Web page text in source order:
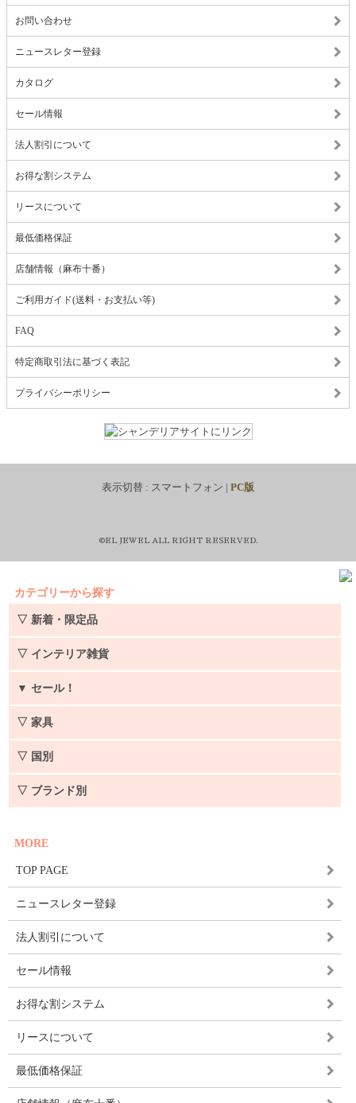
お問い合わせ
ニュースレター登録
カタログ
セール情報
法人割引について
お得な割システム
リースについて
最低価格保証
店舗情報（麻布十番）
ご利用ガイド(送料・お支払い等)
FAQ
特定商取引法に基づく表記
プライバシーポリシー
表示切替 : スマートフォン | PC版
©EL JEWEL ALL RIGHT RESERVED.
カテゴリーから探す
▽ 新着・限定品
▽ インテリア雑貨
▼ セール！
▽ 家具
▽ 国別
▽ ブランド別
MORE
TOP PAGE
ニュースレター登録
法人割引について
セール情報
お得な割システム
リースについて
最低価格保証